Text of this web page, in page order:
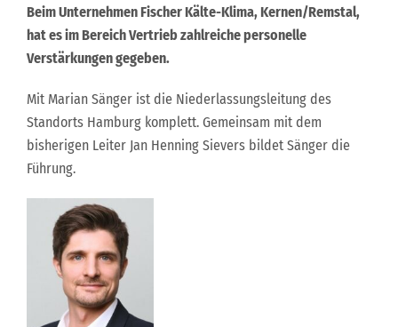
Beim Unternehmen Fischer Kälte-Klima, Kernen/Remstal,
hat es im Bereich Vertrieb zahlreiche personelle
Verstärkungen gegeben.
Mit Marian Sänger ist die Niederlassungsleitung des
Standorts Hamburg komplett. Gemeinsam mit dem
bisherigen Leiter Jan Henning Sievers bildet Sänger die
Führung.